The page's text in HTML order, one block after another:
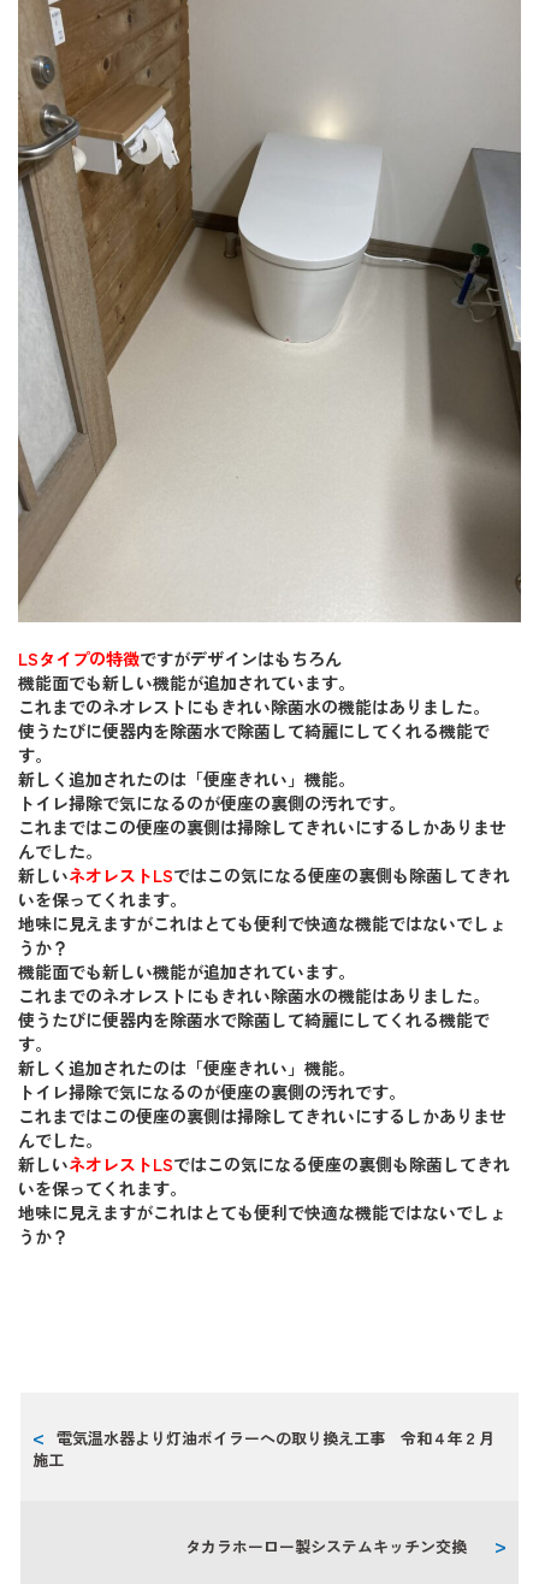
LSタイプの特徴ですがデザインはもちろん
機能面でも新しい機能が追加されています。
これまでのネオレストにもきれい除菌水の機能はありました。
使うたびに便器内を除菌水で除菌して綺麗にしてくれる機能で
す。
新しく追加されたのは「便座きれい」機能。
トイレ掃除で気になるのが便座の裏側の汚れです。
これまではこの便座の裏側は掃除してきれいにするしかありませ
んでした。
新しいネオレストLSではこの気になる便座の裏側も除菌してきれ
いを保ってくれます。
地味に見えますがこれはとても便利で快適な機能ではないでしょ
うか？
機能面でも新しい機能が追加されています。
これまでのネオレストにもきれい除菌水の機能はありました。
使うたびに便器内を除菌水で除菌して綺麗にしてくれる機能で
す。
新しく追加されたのは「便座きれい」機能。
トイレ掃除で気になるのが便座の裏側の汚れです。
これまではこの便座の裏側は掃除してきれいにするしかありませ
んでした。
新しいネオレストLSではこの気になる便座の裏側も除菌してきれ
いを保ってくれます。
地味に見えますがこれはとても便利で快適な機能ではないでしょ
うか？
電気温水器より灯油ボイラーへの取り換え工事 令和４年２月
施工
タカラホーロー製システムキッチン交換